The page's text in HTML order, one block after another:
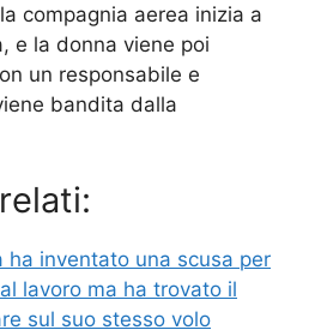
compagnia aerea inizia a
e la donna viene poi
un responsabile e
bandita dalla
ha inventato una scusa per
lavoro ma ha trovato il
sul suo stesso volo